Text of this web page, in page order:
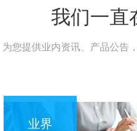
我们一直
为您提供业内资讯、产品公告
业界